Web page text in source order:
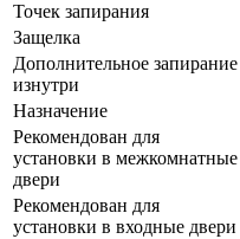
Точек запирания
Защелка
Дополнительное запирание
изнутри
Назначение
Рекомендован для
установки в межкомнатные
двери
Рекомендован для
установки в входные двери